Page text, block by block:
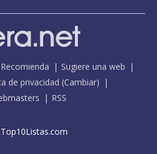
Recomienda
Sugiere una web
de privacidad (Cambiar)
RSS
Top10Listas.com